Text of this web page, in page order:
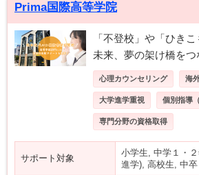
Prima国際高等学院
「不登校」や「ひき
未来、夢の架け橋をつ
心理カウンセリング 海
大学進学重視 個別指導
専門分野の資格取得
サポート対象
小学生, 中学１・
進学), 高校生, 中